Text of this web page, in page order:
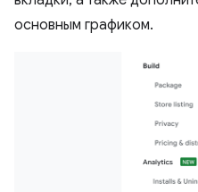
основным графиком.